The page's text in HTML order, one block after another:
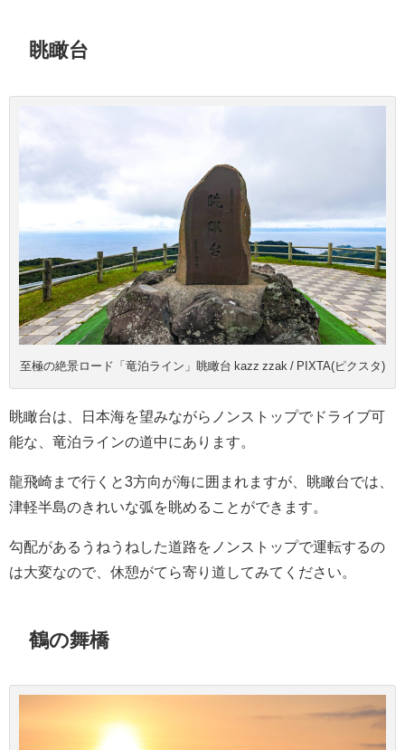
眺瞰台
至極の絶景ロード「竜泊ライン」眺瞰台 kazz zzak / PIXTA(ピクスタ)
眺瞰台は、日本海を望みながらノンストップでドライブ可
能な、竜泊ラインの道中にあります。
龍飛崎まで行くと3方向が海に囲まれますが、眺瞰台では、
津軽半島のきれいな弧を眺めることができます。
勾配があるうねうねした道路をノンストップで運転するの
は大変なので、休憩がてら寄り道してみてください。
鶴の舞橋